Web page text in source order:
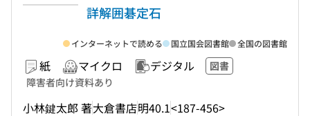
詳解囲碁定石
紙 マイクロ デジタル
図書
障害者向け資料あり
小林鍵太郎 著大倉書店明40.1<187-456>
インターネットで読める 国立国会図書館 全国の図書館